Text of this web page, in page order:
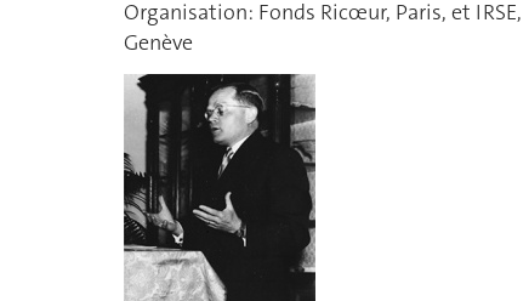
Organisation: Fonds Ricœur, Paris, et IRSE,
Genève